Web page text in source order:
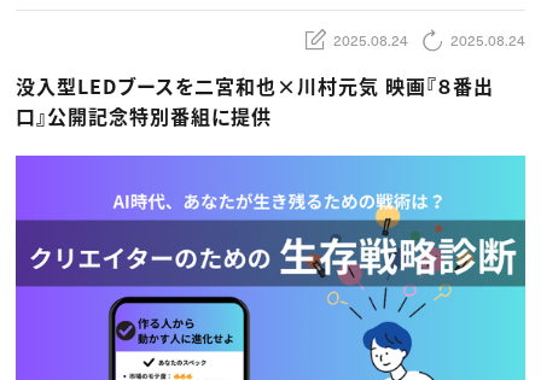
ディレクション
ゲームクリエイター
クリエイターインタビュー
C＆R Magazine
ニュース・トレンド トップ
Web
映像
広告
CREATIVE VILLAGEからのお知らせ
プロフェッショナル×つながる×メディア
2025.08.24 2025.08.24
没入型LEDブースを二宮和也×川村元気 映画『８番出
口』公開記念特別番組に提供